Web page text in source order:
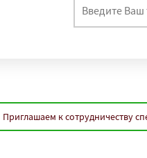
Приглашаем к сотрудничеству